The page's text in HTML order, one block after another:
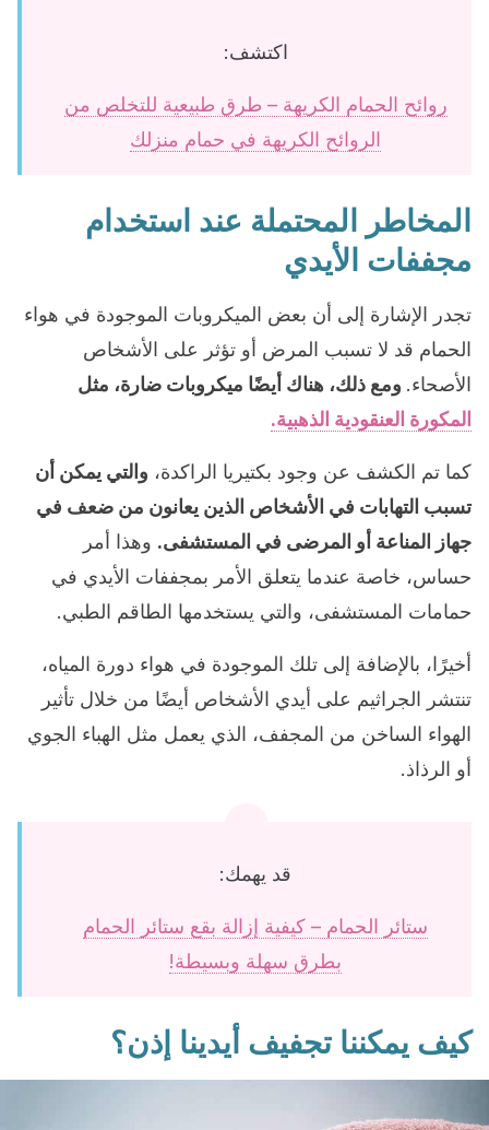
اكتشف:
روائح الحمام الكريهة – طرق طبيعية للتخلص من
الروائح الكريهة في حمام منزلك
المخاطر المحتملة عند استخدام
مجففات الأيدي
تجدر الإشارة إلى أن بعض الميكروبات الموجودة في هواء
الحمام قد لا تسبب المرض أو تؤثر على الأشخاص
الأصحاء. ومع ذلك، هناك أيضًا ميكروبات ضارة، مثل
المكورة العنقودية الذهبية.
كما تم الكشف عن وجود بكتيريا الراكدة، والتي يمكن أن
تسبب التهابات في الأشخاص الذين يعانون من ضعف في
جهاز المناعة أو المرضى في المستشفى. وهذا أمر
حساس، خاصة عندما يتعلق الأمر بمجففات الأيدي في
حمامات المستشفى، والتي يستخدمها الطاقم الطبي.
أخيرًا، بالإضافة إلى تلك الموجودة في هواء دورة المياه،
تنتشر الجراثيم على أيدي الأشخاص أيضًا من خلال تأثير
الهواء الساخن من المجفف، الذي يعمل مثل الهباء الجوي
أو الرذاذ.
قد يهمك:
ستائر الحمام – كيفية إزالة بقع ستائر الحمام
بطرق سهلة وبسيطة!
كيف يمكننا تجفيف أيدينا إذن؟